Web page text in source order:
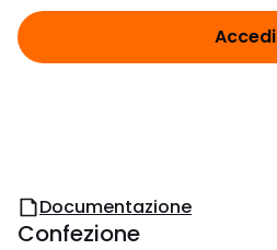
Accedi
Documentazione
Confezione